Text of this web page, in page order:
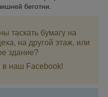
беготни.
таскать бумагу на
на другой этаж, или
здание?
в наш Facebook!